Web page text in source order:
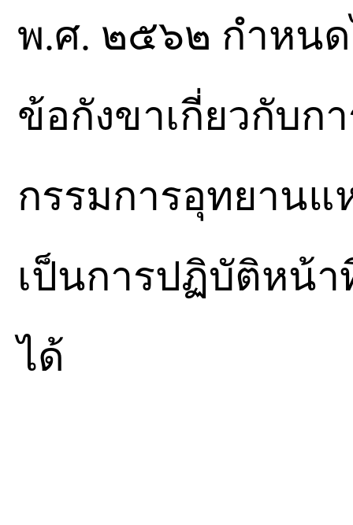
พ.ศ. ๒๕๖๒ กำหน
ข้อกังขาเกี่ยวกับ
กรรมการอุทยานแ
เป็นการปฏิบัติหน้
ได้